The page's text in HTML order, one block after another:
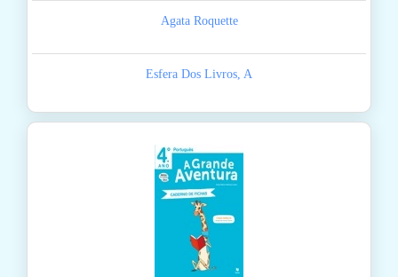
Agata Roquette
Esfera Dos Livros, A